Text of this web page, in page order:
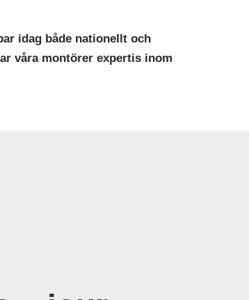
idag både nationellt och
våra montörer expertis inom